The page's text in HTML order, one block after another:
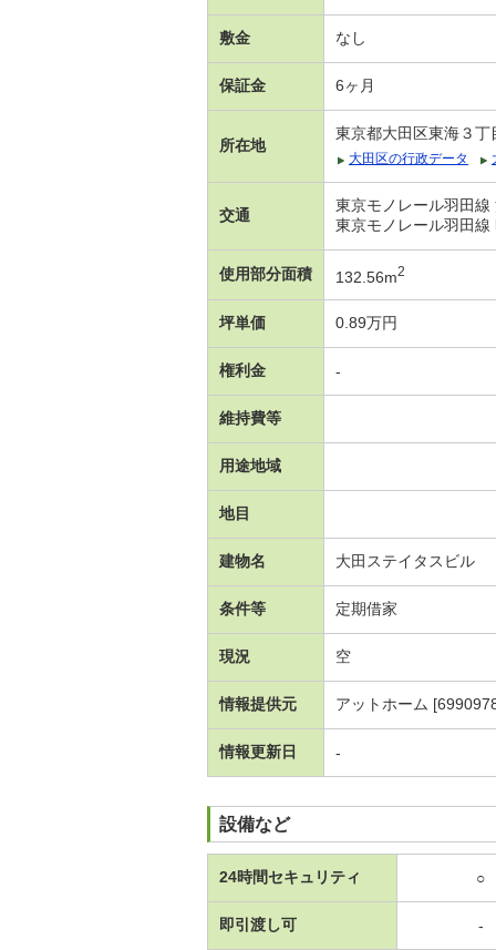
敷金 なし
保証金 6ヶ月
所在地
東京都大田区東海３丁
大田区の行政データ
交通
東京モノレール羽田
東京モノレール羽田
使用部分面積 132.56m2
坪単価 0.89万円
権利金 -
維持費等
用途地域
地目
建物名 大田ステイタスビル
条件等 定期借家
現況 空
情報提供元 アットホーム
情報更新日 -
設備など
24時間セキュリティ ○
即引渡し可 -